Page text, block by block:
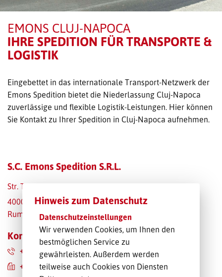
SENDUNGSVERFOLGUNG
EMONS CLUJ-NAPOCA
IHRE SPEDITION FÜR TRANSPORTE &
LOGISTIK
Eingebettet in das internationale Transport-Netzwerk der
Emons Spedition bietet die Niederlassung Cluj-Napoca
zuverlässige und flexible Logistik-Leistungen. Hier können
Sie Kontakt zu Ihrer Spedition in Cluj-Napoca aufnehmen.
S.C. Emons Spedition S.R.L.
Str. Traian 41/9
400046 Cluj-Napoca
Rumänien
Kontaktdaten
+40 364 101951
+40 364 101950
Hinweis zum Datenschutz
Datenschutzeinstellungen
Wir verwenden Cookies, um Ihnen den
bestmöglichen Service zu
gewährleisten. Außerdem werden
teilweise auch Cookies von Diensten